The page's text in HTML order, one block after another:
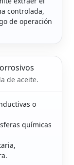
controlada,
de operación
de aceite.
o
químicas